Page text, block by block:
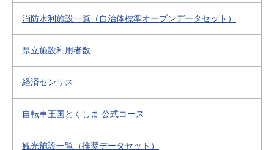
消防水利施設一覧（自治体標準オープンデータセット）
県立施設利用者数
経済センサス
自転車王国とくしま 公式コース
観光施設一覧（推奨データセット）